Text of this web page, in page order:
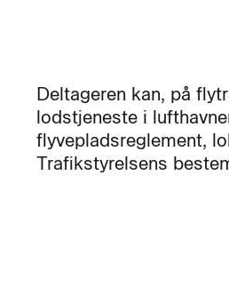
Deltageren kan, på
lodstjeneste i
flyvepladsreglement,
Trafikstyrelsens